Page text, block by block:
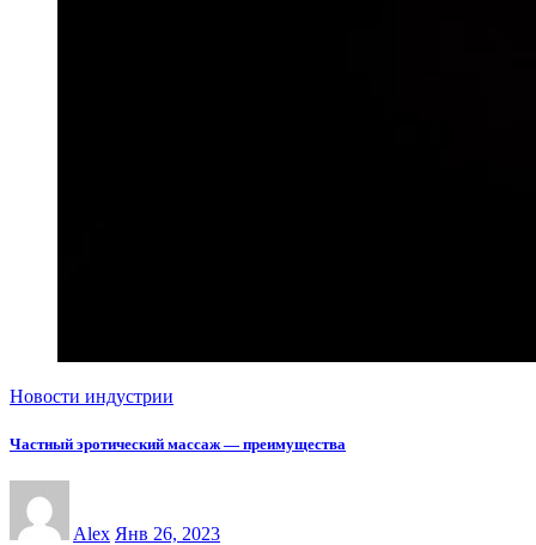
Новости индустрии
Частный эротический массаж — преимущества
Alex Янв 26, 2023